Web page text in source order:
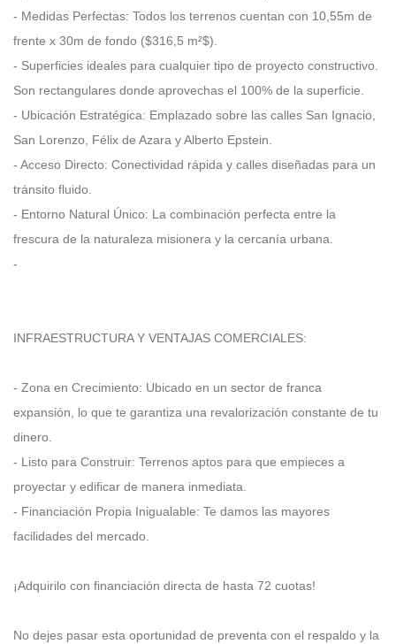
- Medidas Perfectas: Todos los terrenos cuentan con 10,55m de
frente x 30m de fondo ($316,5 m²$).
- Superficies ideales para cualquier tipo de proyecto constructivo.
Son rectangulares donde aprovechas el 100% de la superficie.
- Ubicación Estratégica: Emplazado sobre las calles San Ignacio,
San Lorenzo, Félix de Azara y Alberto Epstein.
- Acceso Directo: Conectividad rápida y calles diseñadas para un
tránsito fluido.
- Entorno Natural Único: La combinación perfecta entre la
frescura de la naturaleza misionera y la cercanía urbana.
-
INFRAESTRUCTURA Y VENTAJAS COMERCIALES:
- Zona en Crecimiento: Ubicado en un sector de franca
expansión, lo que te garantiza una revalorización constante de tu
dinero.
- Listo para Construir: Terrenos aptos para que empieces a
proyectar y edificar de manera inmediata.
- Financiación Propia Inigualable: Te damos las mayores
facilidades del mercado.
¡Adquirilo con financiación directa de hasta 72 cuotas!
No dejes pasar esta oportunidad de preventa con el respaldo y la